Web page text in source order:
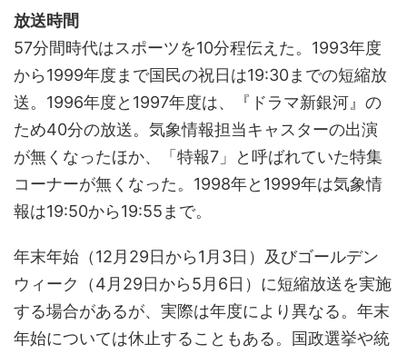
放送時間
57分間時代はスポーツを10分程伝えた。1993年度
から1999年度まで国民の祝日は19:30までの短縮放
送。1996年度と1997年度は、『ドラマ新銀河』の
ため40分の放送。気象情報担当キャスターの出演
が無くなったほか、「特報7」と呼ばれていた特集
コーナーが無くなった。1998年と1999年は気象情
報は19:50から19:55まで。
年末年始（12月29日から1月3日）及びゴールデン
ウィーク（4月29日から5月6日）に短縮放送を実施
する場合があるが、実際は年度により異なる。年末
年始については休止することもある。国政選挙や統